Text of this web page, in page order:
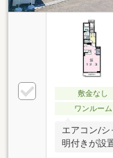
敷金なし
ワンルーム
エアコン/
明付きが設